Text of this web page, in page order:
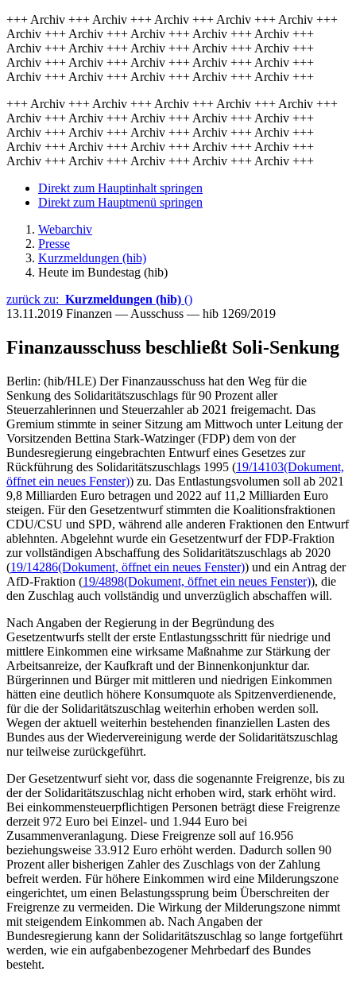
+++ Archiv +++ Archiv +++ Archiv +++ Archiv +++ Archiv +++
Archiv +++ Archiv +++ Archiv +++ Archiv +++ Archiv +++
Archiv +++ Archiv +++ Archiv +++ Archiv +++ Archiv +++
Archiv +++ Archiv +++ Archiv +++ Archiv +++ Archiv +++
Archiv +++ Archiv +++ Archiv +++ Archiv +++ Archiv +++
+++ Archiv +++ Archiv +++ Archiv +++ Archiv +++ Archiv +++
Archiv +++ Archiv +++ Archiv +++ Archiv +++ Archiv +++
Archiv +++ Archiv +++ Archiv +++ Archiv +++ Archiv +++
Archiv +++ Archiv +++ Archiv +++ Archiv +++ Archiv +++
Archiv +++ Archiv +++ Archiv +++ Archiv +++ Archiv +++
Direkt zum Hauptinhalt springen
Direkt zum Hauptmenü springen
Webarchiv
Presse
Kurzmeldungen (hib)
Heute im Bundestag (hib)
zurück zu: Kurzmeldungen (hib) ()
13.11.2019 Finanzen — Ausschuss — hib 1269/2019
Finanzausschuss beschließt Soli-Senkung
Berlin: (hib/HLE) Der Finanzausschuss hat den Weg für die
Senkung des Solidaritätszuschlags für 90 Prozent aller
Steuerzahlerinnen und Steuerzahler ab 2021 freigemacht. Das
Gremium stimmte in seiner Sitzung am Mittwoch unter Leitung der
Vorsitzenden Bettina Stark-Watzinger (FDP) dem von der
Bundesregierung eingebrachten Entwurf eines Gesetzes zur
Rückführung des Solidaritätszuschlags 1995 (19/14103(Dokument,
öffnet ein neues Fenster)) zu. Das Entlastungsvolumen soll ab 2021
9,8 Milliarden Euro betragen und 2022 auf 11,2 Milliarden Euro
steigen. Für den Gesetzentwurf stimmten die Koalitionsfraktionen
CDU/CSU und SPD, während alle anderen Fraktionen den Entwurf
ablehnten. Abgelehnt wurde ein Gesetzentwurf der FDP-Fraktion
zur vollständigen Abschaffung des Solidaritätszuschlags ab 2020
(19/14286(Dokument, öffnet ein neues Fenster)) und ein Antrag der
AfD-Fraktion (19/4898(Dokument, öffnet ein neues Fenster)), die
den Zuschlag auch vollständig und unverzüglich abschaffen will.
Nach Angaben der Regierung in der Begründung des
Gesetzentwurfs stellt der erste Entlastungsschritt für niedrige und
mittlere Einkommen eine wirksame Maßnahme zur Stärkung der
Arbeitsanreize, der Kaufkraft und der Binnenkonjunktur dar.
Bürgerinnen und Bürger mit mittleren und niedrigen Einkommen
hätten eine deutlich höhere Konsumquote als Spitzenverdienende,
für die der Solidaritätszuschlag weiterhin erhoben werden soll.
Wegen der aktuell weiterhin bestehenden finanziellen Lasten des
Bundes aus der Wiedervereinigung werde der Solidaritätszuschlag
nur teilweise zurückgeführt.
Der Gesetzentwurf sieht vor, dass die sogenannte Freigrenze, bis zu
der der Solidaritätszuschlag nicht erhoben wird, stark erhöht wird.
Bei einkommensteuerpflichtigen Personen beträgt diese Freigrenze
derzeit 972 Euro bei Einzel- und 1.944 Euro bei
Zusammenveranlagung. Diese Freigrenze soll auf 16.956
beziehungsweise 33.912 Euro erhöht werden. Dadurch sollen 90
Prozent aller bisherigen Zahler des Zuschlags von der Zahlung
befreit werden. Für höhere Einkommen wird eine Milderungszone
eingerichtet, um einen Belastungssprung beim Überschreiten der
Freigrenze zu vermeiden. Die Wirkung der Milderungszone nimmt
mit steigendem Einkommen ab. Nach Angaben der
Bundesregierung kann der Solidaritätszuschlag so lange fortgeführt
werden, wie ein aufgabenbezogener Mehrbedarf des Bundes
besteht.